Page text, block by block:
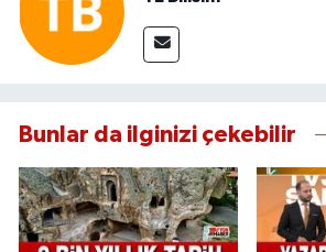
Bunlar da ilginizi çekebilir